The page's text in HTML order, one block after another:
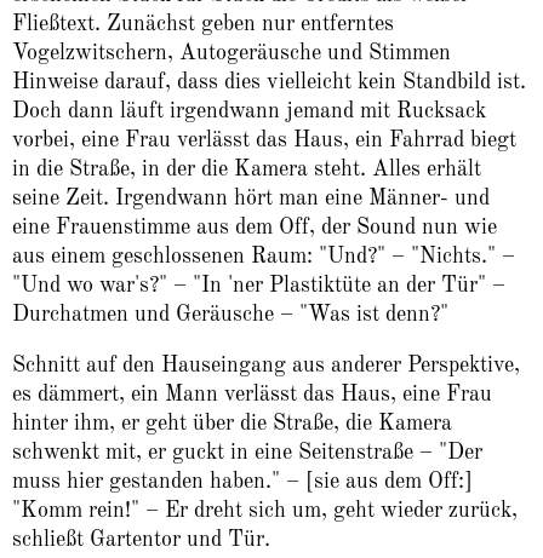
Fließtext. Zunächst geben nur entferntes
Vogelzwitschern, Autogeräusche und Stimmen
Hinweise darauf, dass dies vielleicht kein Standbild ist.
Doch dann läuft irgendwann jemand mit Rucksack
vorbei, eine Frau verlässt das Haus, ein Fahrrad biegt
in die Straße, in der die Kamera steht. Alles erhält
seine Zeit. Irgendwann hört man eine Männer- und
eine Frauenstimme aus dem Off, der Sound nun wie
aus einem geschlossenen Raum: "Und?" – "Nichts." –
"Und wo war's?" – "In 'ner Plastiktüte an der Tür" –
Durchatmen und Geräusche – "Was ist denn?"
Schnitt auf den Hauseingang aus anderer Perspektive,
es dämmert, ein Mann verlässt das Haus, eine Frau
hinter ihm, er geht über die Straße, die Kamera
schwenkt mit, er guckt in eine Seitenstraße – "Der
muss hier gestanden haben." – [sie aus dem Off:]
"Komm rein!" – Er dreht sich um, geht wieder zurück,
schließt Gartentor und Tür.